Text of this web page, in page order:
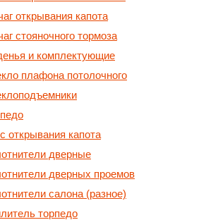
открывания капота
стояночного тормоза
и комплектующие
плафона потолочного
открывания капота
дверные
дверных проемов
салона (разное)
торпедо